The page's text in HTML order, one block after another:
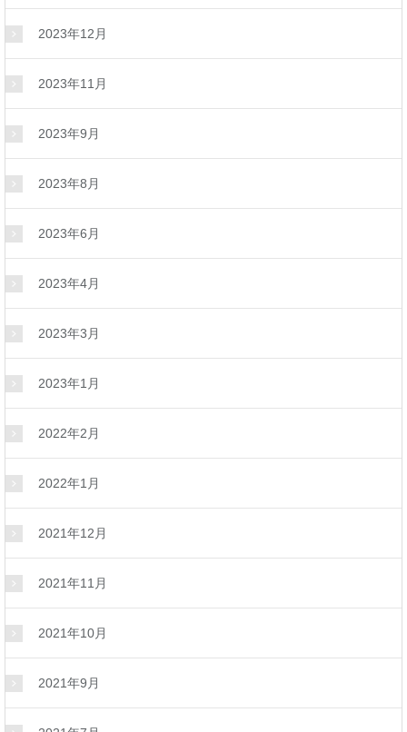
2023年12月
2023年11月
2023年9月
2023年8月
2023年6月
2023年4月
2023年3月
2023年1月
2022年2月
2022年1月
2021年12月
2021年11月
2021年10月
2021年9月